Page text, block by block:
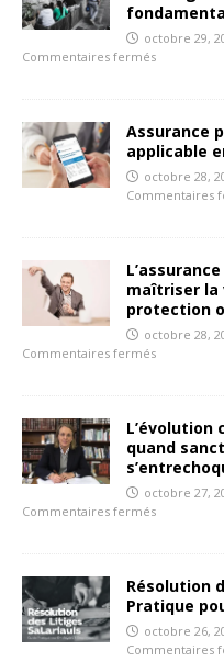
octobre 29,
Commentaires fermés
Assurance
applicable
octobre 28,
Commentaires
maîtriser la
protection
octobre 28,
Commentaires fermés
L’évolution
quand
octobre 27,
Commentaires fermés
Résolution
Pratique
octobre 26,
Commentaires